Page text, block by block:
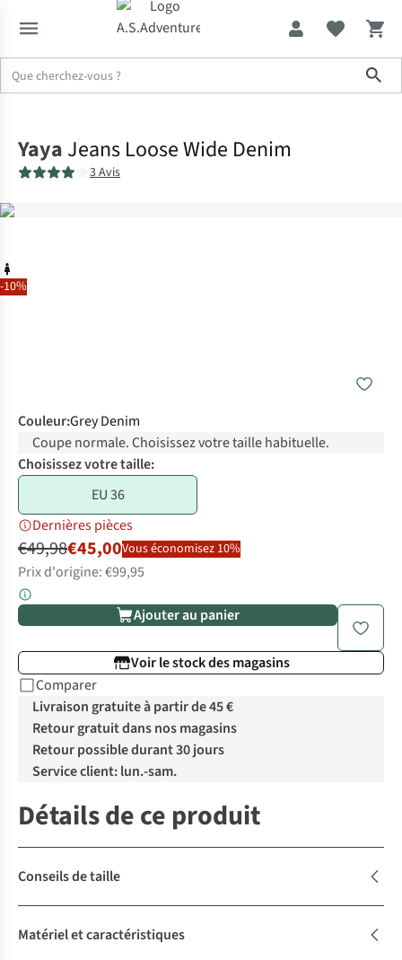
-10%
Yaya Jeans Loose Wide Denim
3 Avis
Couleur:Grey Denim
Coupe normale. Choisissez votre taille habituelle.
Choisissez votre taille:
EU 36
Dernières pièces
€49,98€45,00Vous économisez 10%
Prix d'origine: €99,95
Ajouter au panier
Voir le stock des magasins
Comparer
Livraison gratuite à partir de 45 €
Retour gratuit dans nos magasins
Retour possible durant 30 jours
Service client: lun.-sam.
Détails de ce produit
Conseils de taille
Matériel et caractéristiques